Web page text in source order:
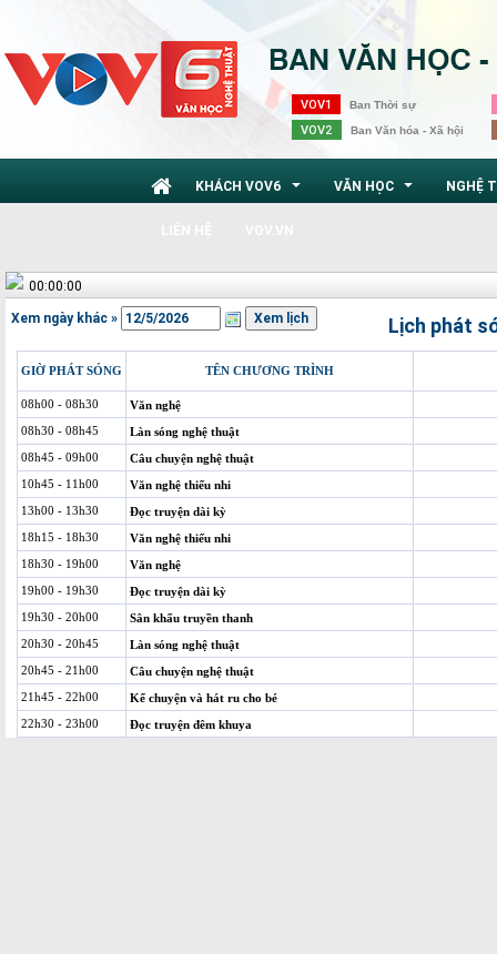
VOV1 Ban Thời sự
VOV2 Ban Văn hóa - Xã hội
KHÁCH VOV6 VĂN HỌC NGHỆ
00:00:00
Xem ngày khác » Lịch phát
GIỜ PHÁT SÓNG TÊN CHƯƠNG TRÌNH
08h00 - 08h30
Văn nghệ
08h30 - 08h45
Làn sóng nghệ thuật
08h45 - 09h00
Câu chuyện nghệ thuật
10h45 - 11h00
Văn nghệ thiếu nhi
13h00 - 13h30
Đọc truyện dài kỳ
18h15 - 18h30
Văn nghệ thiếu nhi
18h30 - 19h00
Văn nghệ
19h00 - 19h30
Đọc truyện dài kỳ
19h30 - 20h00
Sân khấu truyền thanh
20h30 - 20h45
Làn sóng nghệ thuật
20h45 - 21h00
Câu chuyện nghệ thuật
21h45 - 22h00
Kể chuyện và hát ru cho bé
22h30 - 23h00
Đọc truyện đêm khuya